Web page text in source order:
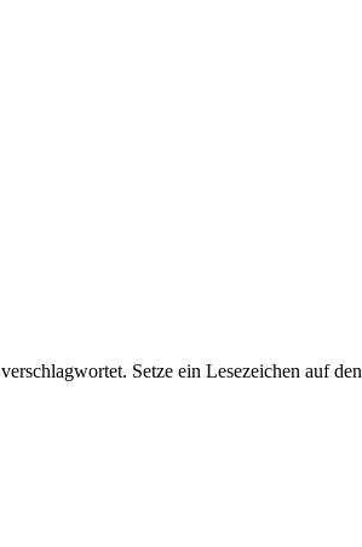
verschlagwortet. Setze ein Lesezeichen auf den